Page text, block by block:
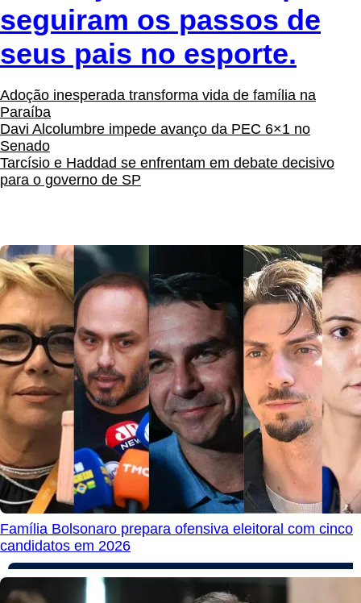
seguiram os passos de
seus pais no esporte.
Adoção inesperada transforma vida de família na
Paraíba
Davi Alcolumbre impede avanço da PEC 6×1 no
Senado
Tarcísio e Haddad se enfrentam em debate decisivo
para o governo de SP
Família Bolsonaro prepara ofensiva eleitoral com cinco
candidatos em 2026